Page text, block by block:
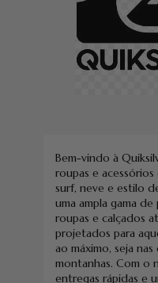
Bem-vindo à
roupas e
surf, neve e estilo
uma ampla gama
roupas e calçados
projetados para
ao máximo, seja
montanhas. Com o
entregas rápidas e